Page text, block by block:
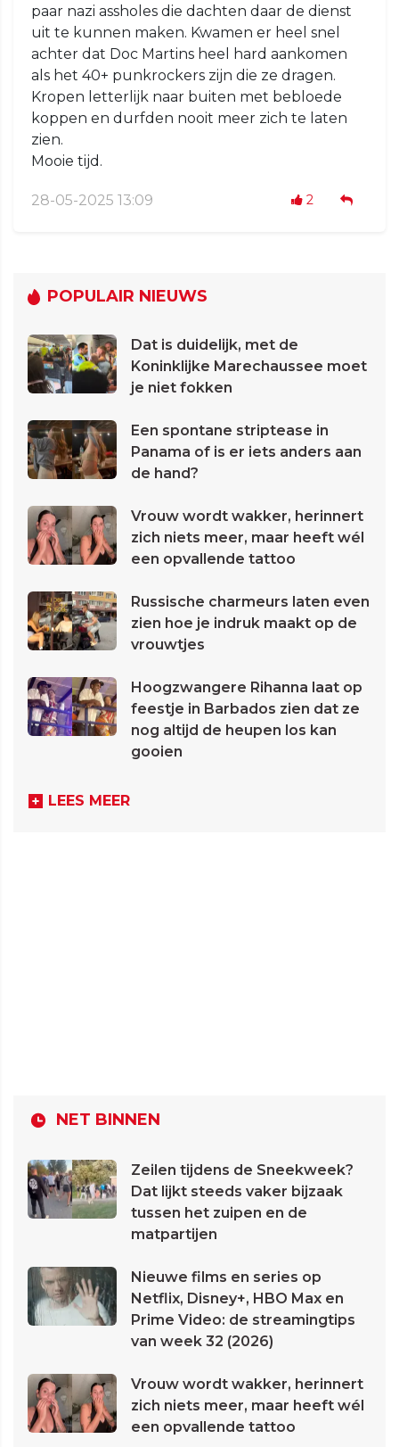
paar nazi assholes die dachten daar de dienst
uit te kunnen maken. Kwamen er heel snel
achter dat Doc Martins heel hard aankomen
als het 40+ punkrockers zijn die ze dragen.
Kropen letterlijk naar buiten met bebloede
koppen en durfden nooit meer zich te laten
zien.
Mooie tijd.
28-05-2025 13:09 2
POPULAIR NIEUWS
Dat is duidelijk, met de
Koninklijke Marechaussee moet
je niet fokken
Een spontane striptease in
Panama of is er iets anders aan
de hand?
Vrouw wordt wakker, herinnert
zich niets meer, maar heeft wél
een opvallende tattoo
Russische charmeurs laten even
zien hoe je indruk maakt op de
vrouwtjes
Hoogzwangere Rihanna laat op
feestje in Barbados zien dat ze
nog altijd de heupen los kan
gooien
LEES MEER
NET BINNEN
Zeilen tijdens de Sneekweek?
Dat lijkt steeds vaker bijzaak
tussen het zuipen en de
matpartijen
Nieuwe films en series op
Netflix, Disney+, HBO Max en
Prime Video: de streamingtips
van week 32 (2026)
Vrouw wordt wakker, herinnert
zich niets meer, maar heeft wél
een opvallende tattoo